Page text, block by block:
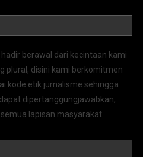
berawal dari kecintaan kami
plural, disini kami berkomitmen
kode etik jurnalisme sehingga
dipertanggungjawabkan,
lapisan masyarakat.